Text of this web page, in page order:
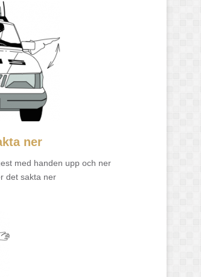
ner
med handen upp och ner
det sakta ner